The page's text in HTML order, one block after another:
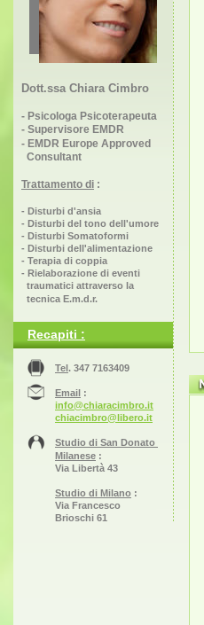
Tel. 347 7163409
Email :
info@chiaracimbro.it
chiacimbro@libero.it
Studio di San Donato
Milanese :
Via Libertà 43
Studio di Milano :
Via Francesco
Brioschi 61
Dott.ssa Chiara Cimbro
- Psicologa Psicoterapeuta
- Supervisore EMDR
- EMDR Europe Approved
Consultant
Trattamento di :
- Disturbi d'ansia
- Disturbi del tono dell'umore
- Disturbi Somatoformi
- Disturbi dell'alimentazione
- Terapia di coppia
- Rielaborazione di eventi
traumatici attraverso la
tecnica E.m.d.r.
Recapiti :